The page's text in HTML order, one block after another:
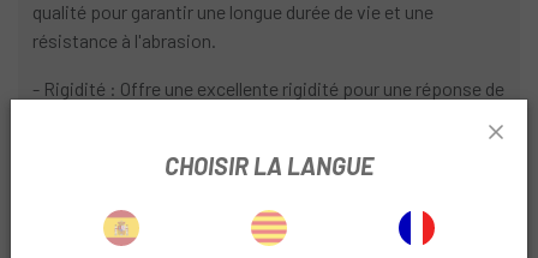
qualité pour garantir une longue durée de vie et une
résistance à l'abrasion.
- Rigidité : Offre une excellente rigidité pour une réponse de
- Compatibilité : Conçu exclusivement pour les freins
- Installation facile : comprend tous les composants
CHOISIR LA LANGUE